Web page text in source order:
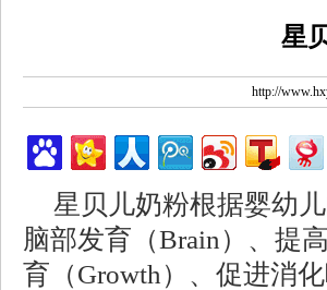
星
http://
星贝儿奶粉根据婴幼
脑部发育（Brain）、提
育（Growth）、促进消